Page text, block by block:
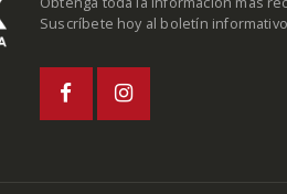
Suscríbete hoy al boletín